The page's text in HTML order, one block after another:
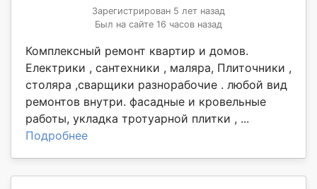
Зарегистрирован 5 лет назад
Был на сайте 16 часов назад
Комплексный ремонт квартир и домов.
Електрики , сантехники , маляра, Плиточники ,
столяра ,сварщики разнорабочие . любой вид
ремонтов внутри. фасадные и кровельные
работы, укладка тротуарной плитки , ...
Подробнее